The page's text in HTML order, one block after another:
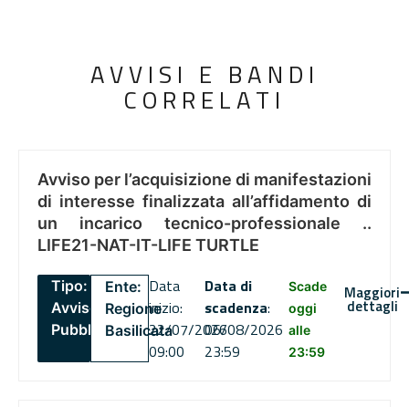
AVVISI E BANDI
CORRELATI
Avviso per l’acquisizione di manifestazioni
di interesse finalizzata all’affidamento di
un incarico tecnico-professionale ..
LIFE21-NAT-IT-LIFE TURTLE
Tipo:
Avviso
Pubblico
Ente:
Regione
Basilicata
Data
inizio:
22/07/2026
09:00
Data di
scadenza:
06/08/2026
23:59
Scade
oggi
alle
23:59
Maggiori
dettagli